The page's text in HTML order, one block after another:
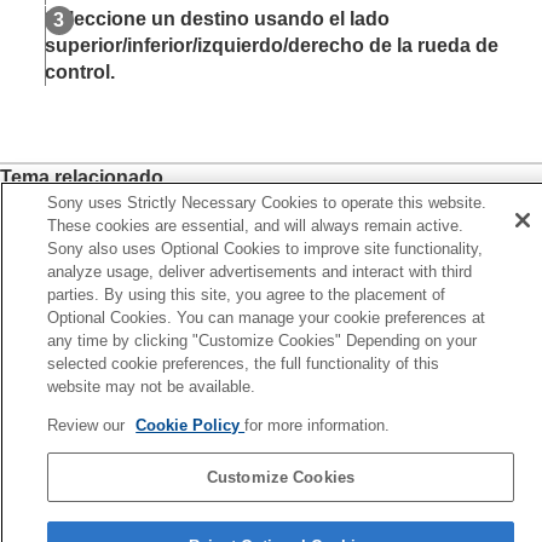
en Mi menú
Añadir elemento
Ordenar elemento
Borrar todo
Mostrar de Mi Menú
Ajuste por separado de los ajustes de la cámara
para imágenes fijas y películas
Personalización de las funciones del anillo/dial
Uso del botón disparador cuando se graban
películas
Ajustes de monitor/visor
Visionado
Cambio de los ajustes de la cámara
Funciones disponibles con un smartphone
Utilización de un ordenador
Apéndice
Si tiene problemas
Seleccione un destino usando el lado
superior/inferior/izquierdo/derecho de la rueda de
control.
Tema relacionado
Añadir elemento
Anterior
elemento
Siguiente
Borrar un
Ver.2.00, consulte la Guía de ayuda en la URL siguiente.
Página de selección de idioma
Sony uses Strictly Necessary Cookies to operate this website.
These cookies are essential, and will always remain active.
Sony also uses Optional Cookies to improve site functionality,
analyze usage, deliver advertisements and interact with third
parties. By using this site, you agree to the placement of
Optional Cookies. You can manage your cookie preferences at
any time by clicking "Customize Cookies" Depending on your
selected cookie preferences, the full functionality of this
website may not be available.
Review our Cookie Policyfor more information.
Customize Cookies